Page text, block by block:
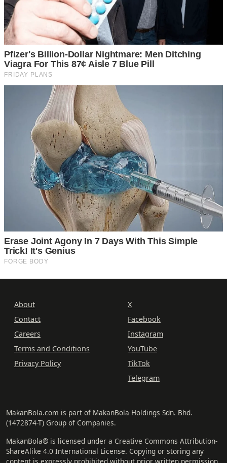
About
Contact
Careers
Terms and Conditions
Privacy Policy
X
Facebook
Instagram
YouTube
TikTok
Telegram
MakanBola.com is part of MakanBola Holdings Sdn. Bhd.
(1472874-T) Group of Companies.
MakanBola® is licensed under a Creative Commons Attribution-
ShareAlike 4.0 International License. Copying or storing any